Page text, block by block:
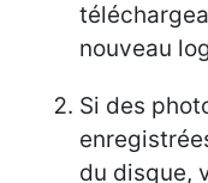
nouveau
Si des
du disque,